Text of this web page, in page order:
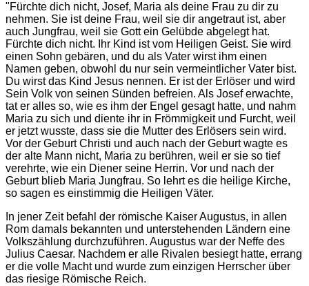
"Fürchte dich nicht, Josef, Maria als deine Frau zu dir zu
nehmen. Sie ist deine Frau, weil sie dir angetraut ist, aber
auch Jungfrau, weil sie Gott ein Gelübde abgelegt hat.
Fürchte dich nicht. Ihr Kind ist vom Heiligen Geist. Sie wird
einen Sohn gebären, und du als Vater wirst ihm einen
Namen geben, obwohl du nur sein vermeintlicher Vater bist.
Du wirst das Kind Jesus nennen. Er ist der Erlöser und wird
Sein Volk von seinen Sünden befreien. Als Josef erwachte,
tat er alles so, wie es ihm der Engel gesagt hatte, und nahm
Maria zu sich und diente ihr in Frömmigkeit und Furcht, weil
er jetzt wusste, dass sie die Mutter des Erlösers sein wird.
Vor der Geburt Christi und auch nach der Geburt wagte es
der alte Mann nicht, Maria zu berühren, weil er sie so tief
verehrte, wie ein Diener seine Herrin. Vor und nach der
Geburt blieb Maria Jungfrau. So lehrt es die heilige Kirche,
so sagen es einstimmig die Heiligen Väter.
In jener Zeit befahl der römische Kaiser Augustus, in allen
Rom damals bekannten und unterstehenden Ländern eine
Volkszählung durchzuführen. Augustus war der Neffe des
Julius Caesar. Nachdem er alle Rivalen besiegt hatte, errang
er die volle Macht und wurde zum einzigen Herrscher über
das riesige Römische Reich.